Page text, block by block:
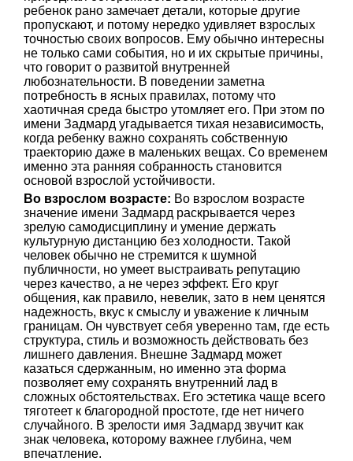
ребенок рано замечает детали, которые другие
пропускают, и потому нередко удивляет взрослых
точностью своих вопросов. Ему обычно интересны
не только сами события, но и их скрытые причины,
что говорит о развитой внутренней
любознательности. В поведении заметна
потребность в ясных правилах, потому что
хаотичная среда быстро утомляет его. При этом по
имени Задмард угадывается тихая независимость,
когда ребенку важно сохранять собственную
траекторию даже в маленьких вещах. Со временем
именно эта ранняя собранность становится
основой взрослой устойчивости.
Во взрослом возрасте: Во взрослом возрасте
значение имени Задмард раскрывается через
зрелую самодисциплину и умение держать
культурную дистанцию без холодности. Такой
человек обычно не стремится к шумной
публичности, но умеет выстраивать репутацию
через качество, а не через эффект. Его круг
общения, как правило, невелик, зато в нем ценятся
надежность, вкус к смыслу и уважение к личным
границам. Он чувствует себя уверенно там, где есть
структура, стиль и возможность действовать без
лишнего давления. Внешне Задмард может
казаться сдержанным, но именно эта форма
позволяет ему сохранять внутренний лад в
сложных обстоятельствах. Его эстетика чаще всего
тяготеет к благородной простоте, где нет ничего
случайного. В зрелости имя Задмард звучит как
знак человека, которому важнее глубина, чем
впечатление.